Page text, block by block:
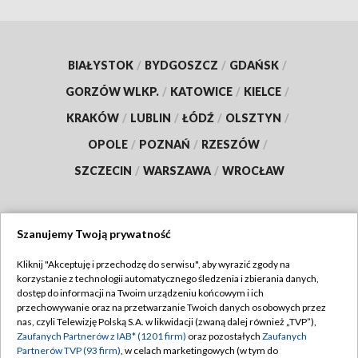
BIAŁYSTOK / BYDGOSZCZ / GDAŃSK /
GORZÓW WLKP. / KATOWICE / KIELCE /
KRAKÓW / LUBLIN / ŁÓDŹ / OLSZTYN /
OPOLE / POZNAŃ / RZESZÓW /
SZCZECIN / WARSZAWA / WROCŁAW
TVP
Abonament TVP
Emisja w TVP
Regulamin TVP
Polityka prywatności
Szanujemy Twoją prywatność
Kliknij "Akceptuję i przechodzę do serwisu", aby wyrazić zgody na
korzystanie z technologii automatycznego śledzenia i zbierania danych,
dostęp do informacji na Twoim urządzeniu końcowym i ich
przechowywanie oraz na przetwarzanie Twoich danych osobowych przez
nas, czyli Telewizję Polską S.A. w likwidacji (zwaną dalej również „TVP”),
Zaufanych Partnerów z IAB* (1201 firm) oraz pozostałych Zaufanych
Partnerów TVP (93 firm), w celach marketingowych (w tym do